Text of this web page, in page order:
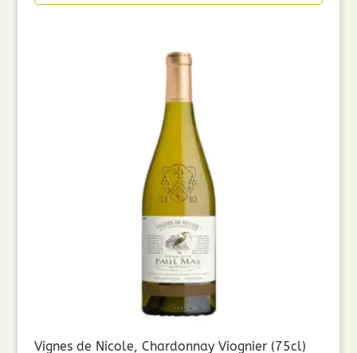
Vignes de Nicole, Chardonnay Viognier (75cl)